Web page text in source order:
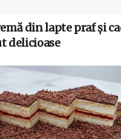
din lapte praf și
delicioase